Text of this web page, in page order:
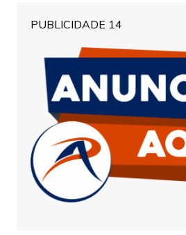
PUBLICIDADE 14